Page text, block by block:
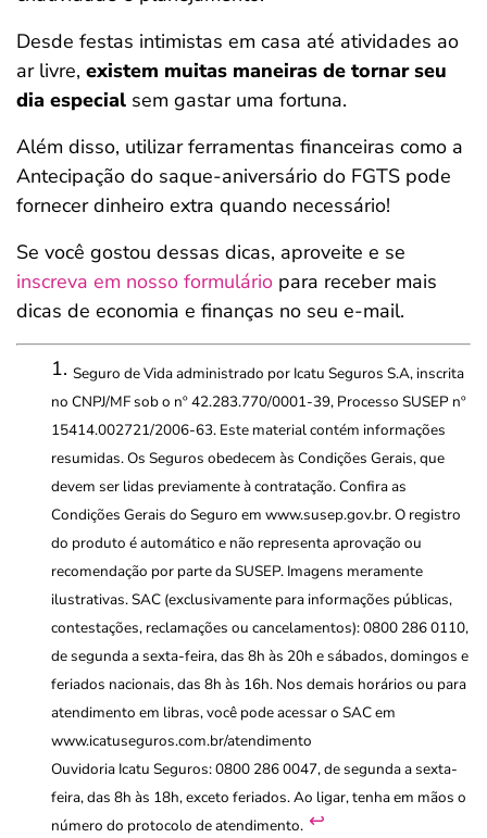
Desde festas intimistas em casa até atividades ao
ar livre, existem muitas maneiras de tornar seu
dia especial sem gastar uma fortuna.
Além disso, utilizar ferramentas financeiras como a
Antecipação do saque-aniversário do FGTS pode
fornecer dinheiro extra quando necessário!
Se você gostou dessas dicas, aproveite e se
inscreva em nosso formulário para receber mais
dicas de economia e finanças no seu e-mail.
Seguro de Vida administrado por Icatu Seguros S.A, inscrita
no CNPJ/MF sob o nº 42.283.770/0001-39, Processo SUSEP nº
15414.002721/2006-63. Este material contém informações
resumidas. Os Seguros obedecem às Condições Gerais, que
devem ser lidas previamente à contratação. Confira as
Condições Gerais do Seguro em www.susep.gov.br. O registro
do produto é automático e não representa aprovação ou
recomendação por parte da SUSEP. Imagens meramente
ilustrativas. SAC (exclusivamente para informações públicas,
contestações, reclamações ou cancelamentos): 0800 286 0110,
de segunda a sexta-feira, das 8h às 20h e sábados, domingos e
feriados nacionais, das 8h às 16h. Nos demais horários ou para
atendimento em libras, você pode acessar o SAC em
www.icatuseguros.com.br/atendimento
Ouvidoria Icatu Seguros: 0800 286 0047, de segunda a sexta-
feira, das 8h às 18h, exceto feriados. Ao ligar, tenha em mãos o
número do protocolo de atendimento. ↩︎